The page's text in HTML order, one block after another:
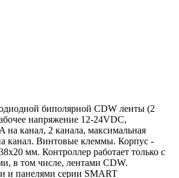
биполярной CDW ленты (2
напряжение 12-24VDC,
на канал, 2 канала, максимальная
канал. Винтовые клеммы. Корпус -
мм. Контроллер работает только с
в том числе, лентами CDW.
и панелями серии SMART